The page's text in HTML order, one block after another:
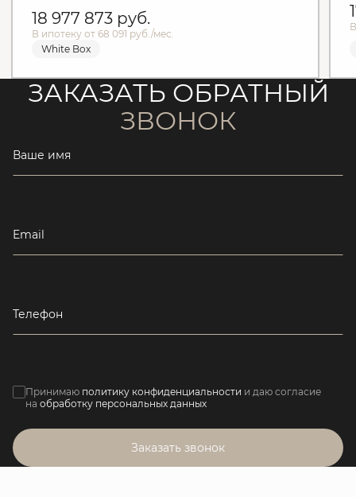
18 977 873 руб.
В ипотеку от 68 091 руб./мес.
White Box
ЗАКАЗАТЬ ОБРАТНЫЙ
ЗВОНОК
Ваше имя
Email
Телефон
Принимаю политику конфиденциальности и даю согласие
на обработку персональных данных
Заказать звонок